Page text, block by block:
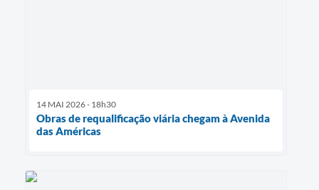
14 MAI 2026 - 18h30
Obras de requalificação viária chegam à Avenida
das Américas